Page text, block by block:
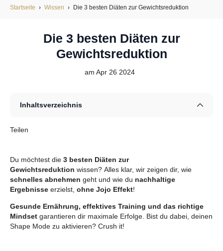
Startseite › Wissen › Die 3 besten Diäten zur Gewichtsreduktion
Die 3 besten Diäten zur
Gewichtsreduktion
am Apr 26 2024
Inhaltsverzeichnis
Teilen
Du möchtest die 3 besten Diäten zur
Gewichtsreduktion wissen? Alles klar, wir zeigen dir, wie
schnelles abnehmen geht und wie du nachhaltige
Ergebnisse erzielst, ohne Jojo Effekt!
Gesunde Ernährung, effektives Training und das richtige
Mindset garantieren dir maximale Erfolge. Bist du dabei, deinen
Shape Mode zu aktivieren? Crush it!